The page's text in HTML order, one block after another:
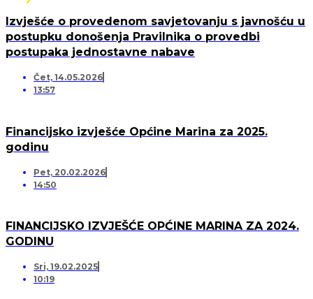
Izvješće o provedenom savjetovanju s javnošću u
postupku donošenja Pravilnika o provedbi
postupaka jednostavne nabave
Čet, 14.05.2026
13:57
Financijsko izvješće Općine Marina za 2025.
godinu
Pet, 20.02.2026
14:50
FINANCIJSKO IZVJEŠĆE OPĆINE MARINA ZA 2024.
GODINU
Sri, 19.02.2025
10:19